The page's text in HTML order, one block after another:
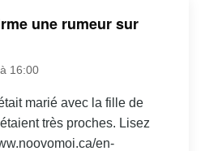
une rumeur sur
16:00
marié avec la fille de
très proches. Lisez
en-